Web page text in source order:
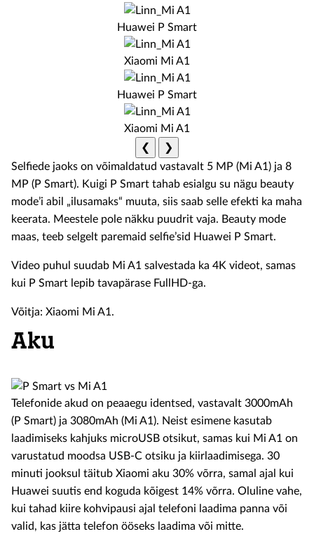
Huawei P Smart
Xiaomi Mi A1
Huawei P Smart
Xiaomi Mi A1
❮
❯
Selfiede jaoks on võimaldatud vastavalt 5 MP (Mi A1) ja 8
MP (P Smart). Kuigi P Smart tahab esialgu su nägu beauty
mode’i abil „ilusamaks“ muuta, siis saab selle efekti ka maha
keerata. Meestele pole näkku puudrit vaja. Beauty mode
maas, teeb selgelt paremaid selfie’sid Huawei P Smart.
Video puhul suudab Mi A1 salvestada ka 4K videot, samas
kui P Smart lepib tavapärase FullHD-ga.
Võitja: Xiaomi Mi A1.
Aku
Telefonide akud on peaaegu identsed, vastavalt 3000mAh
(P Smart) ja 3080mAh (Mi A1). Neist esimene kasutab
laadimiseks kahjuks microUSB otsikut, samas kui Mi A1 on
varustatud moodsa USB-C otsiku ja kiirlaadimisega. 30
minuti jooksul täitub Xiaomi aku 30% võrra, samal ajal kui
Huawei suutis end koguda kõigest 14% võrra. Oluline vahe,
kui tahad kiire kohvipausi ajal telefoni laadima panna või
valid, kas jätta telefon ööseks laadima või mitte.